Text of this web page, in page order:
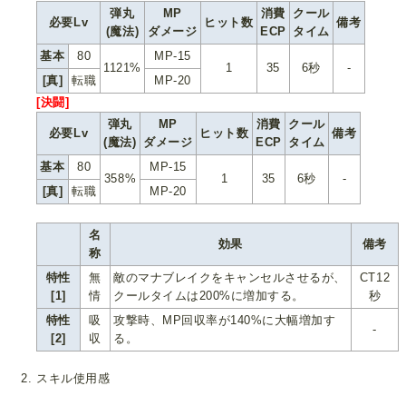
必要Lv
弾丸
(魔法)
MP
ダメージ
ヒット数
消費
ECP
クール
タイム
備考
基本
80
1121%
MP-15
1
35 6秒
-
[真]
転職
MP-20
[決闘]
必要Lv
弾丸
(魔法)
MP
ダメージ
ヒット数
消費
ECP
クール
タイム
備考
基本
80
358%
MP-15
1
35 6秒
-
[真]
転職 MP-20
名
称
効果 備考
特性
[1]
無
情
敵のマナブレイクをキャンセルさせるが、
クールタイムは200%に増加する。
CT12
秒
特性
[2]
吸
収
攻撃時、MP回収率が140%に大幅増加す
る。
-
スキル使用感